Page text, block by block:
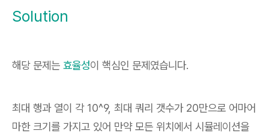
Solution
해당 문제는 효율성이 핵심인 문제였습니다.
최대 행과 열이 각 10^9, 최대 쿼리 갯수가 20만으로 어마어
마한 크기를 가지고 있어 만약 모든 위치에서 시뮬레이션을